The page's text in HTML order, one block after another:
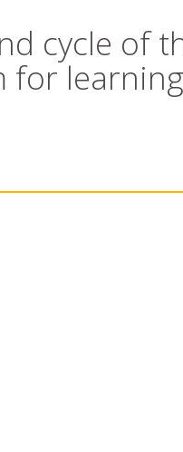
cycle of
for